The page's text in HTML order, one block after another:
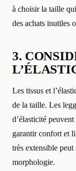
à choisir la taille
des achats inutiles
3.
Les tissus et
de la taille. Les
d’élasticité
garantir confort et
très extensible
morphologie.